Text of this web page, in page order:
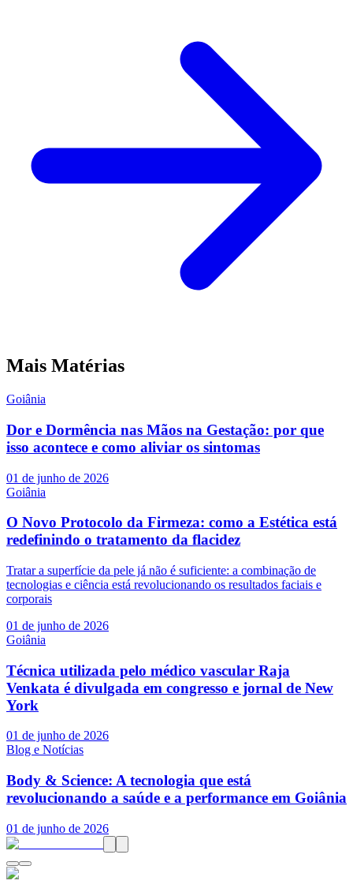
Mais Matérias
Goiânia
Dor e Dormência nas Mãos na Gestação: por que
isso acontece e como aliviar os sintomas
01 de junho de 2026
Goiânia
O Novo Protocolo da Firmeza: como a Estética está
redefinindo o tratamento da flacidez
Tratar a superfície da pele já não é suficiente: a combinação de
tecnologias e ciência está revolucionando os resultados faciais e
corporais
01 de junho de 2026
Goiânia
Técnica utilizada pelo médico vascular Raja
Venkata é divulgada em congresso e jornal de New
York
01 de junho de 2026
Blog e Notícias
Body & Science: A tecnologia que está
revolucionando a saúde e a performance em Goiânia
01 de junho de 2026